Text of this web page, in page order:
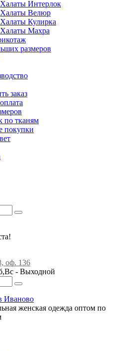
Халаты Интерлок
Халаты Велюр
Халаты Кулирка
Халаты Махра
размеров
заказ
по тканям
покупки
оф. 136
- Выходной
Иваново
женская одежда оптом по